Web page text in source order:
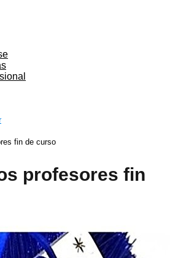
fin de curso
profesores fin